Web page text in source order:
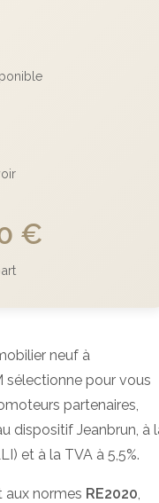
€
neuf à
sélectionne pour vous
partenaires,
dispositif Jeanbrun, à
et à la TVA à 5,5%.
aux normes RE2020,